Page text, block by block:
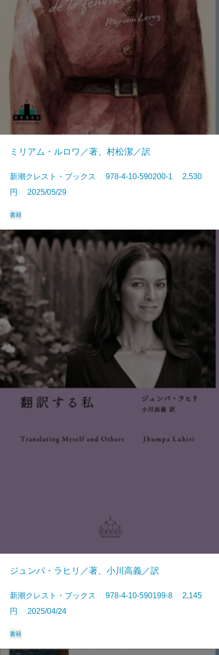
ミリアム・ルロワ／著、村松潔／訳
新潮クレスト・ブックス 978-4-10-590200-1 2,530
円 2025/05/29
書籍
ジュンパ・ラヒリ／著、小川高義／訳
新潮クレスト・ブックス 978-4-10-590199-8 2,145
円 2025/04/24
書籍